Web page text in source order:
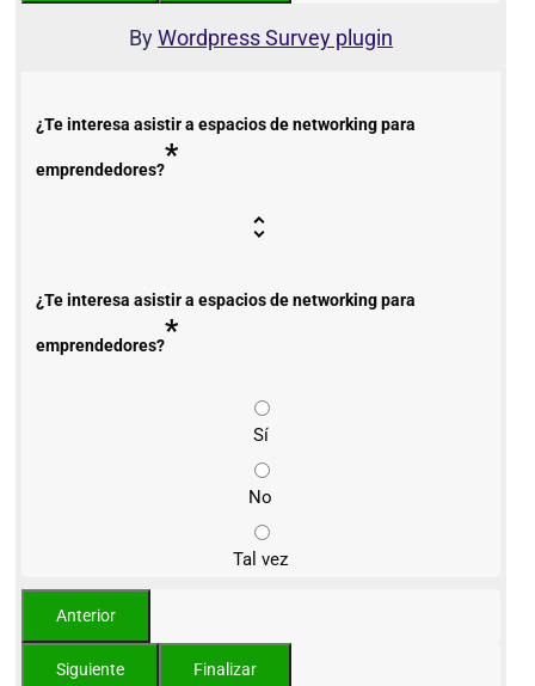
ByWordpress Survey plugin
¿Te interesa asistir a espacios de networking para
emprendedores?*
¿Te interesa asistir a espacios de networking para
emprendedores?*
Sí
No
Tal vez